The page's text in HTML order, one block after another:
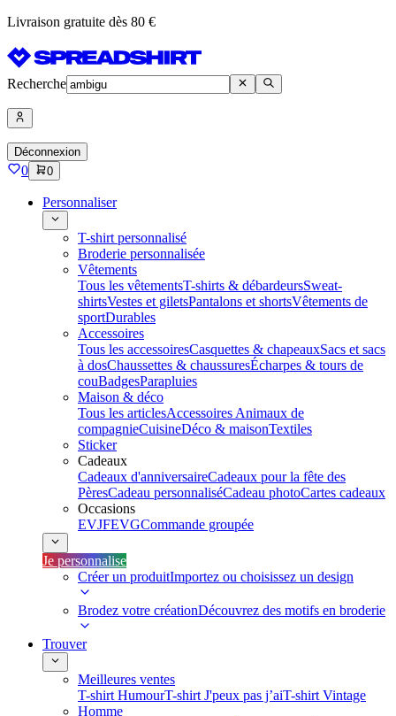
Livraison gratuite dès 80 €
Recherche
Déconnexion
0 0
Personnaliser
T-shirt personnalisé
Broderie personnalisée
Vêtements
Tous les vêtementsT-shirts & débardeursSweat-
shirtsVestes et giletsPantalons et shortsVêtements de
sportDurables
Accessoires
Tous les accessoiresCasquettes & chapeauxSacs et sacs
à dosChaussettes & chaussuresÉcharpes & tours de
couBadgesParapluies
Maison & déco
Tous les articlesAccessoires Animaux de
compagnieCuisineDéco & maisonTextiles
Sticker
Cadeaux
Cadeaux d'anniversaireCadeaux pour la fête des
PèresCadeau personnaliséCadeau photoCartes cadeaux
Occasions
EVJFEVGCommande groupée
Je personnalise
Créer un produitImportez ou choisissez un design
Brodez votre créationDécouvrez des motifs en broderie
Trouver
Meilleures ventes
T-shirt HumourT-shirt J'peux pas j’aiT-shirt Vintage
Homme